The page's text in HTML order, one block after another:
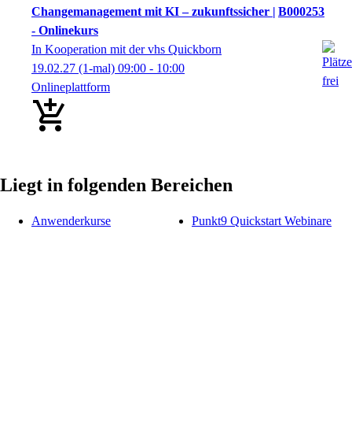
Changemanagement mit KI – zukunftssicher |
- Onlinekurs
B000253
In Kooperation mit der vhs Quickborn
19.02.27 (1-mal) 09:00 - 10:00
Onlineplattform
Liegt in folgenden Bereichen
Anwenderkurse Punkt9 Quickstart Webinare